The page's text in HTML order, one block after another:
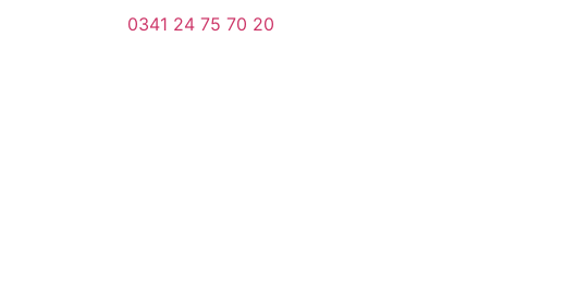
0341 24 75 70 20